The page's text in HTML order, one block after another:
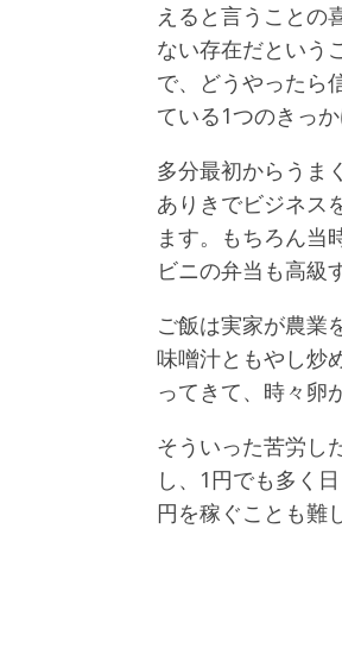
えると言うことの
ない存在だという
で、どうやったら
ている1つのきっ
多分最初からうま
ありきでビジネス
ます。もちろん当
ビニの弁当も高級
ご飯は実家が農業
味噌汁ともやし炒
ってきて、時々卵
そういった苦労し
し、1円でも多く
円を稼ぐことも難